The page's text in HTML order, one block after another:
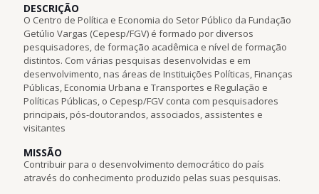
DESCRIÇÃO
O Centro de Política e Economia do Setor Público da Fundação
Getúlio Vargas (Cepesp/FGV) é formado por diversos
pesquisadores, de formação acadêmica e nível de formação
distintos. Com várias pesquisas desenvolvidas e em
desenvolvimento, nas áreas de Instituições Políticas, Finanças
Públicas, Economia Urbana e Transportes e Regulação e
Políticas Públicas, o Cepesp/FGV conta com pesquisadores
principais, pós-doutorandos, associados, assistentes e
visitantes
MISSÃO
Contribuir para o desenvolvimento democrático do país
através do conhecimento produzido pelas suas pesquisas.